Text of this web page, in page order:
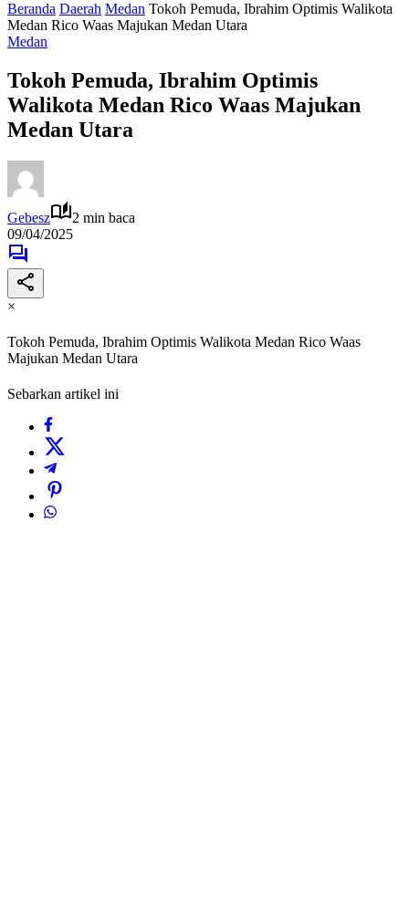
Beranda Daerah Medan Tokoh Pemuda, Ibrahim Optimis Walikota
Medan Rico Waas Majukan Medan Utara
Medan
Tokoh Pemuda, Ibrahim Optimis
Walikota Medan Rico Waas Majukan
Medan Utara
Gebesz
2 min baca
09/04/2025
×
Tokoh Pemuda, Ibrahim Optimis Walikota Medan Rico Waas
Majukan Medan Utara
Sebarkan artikel ini